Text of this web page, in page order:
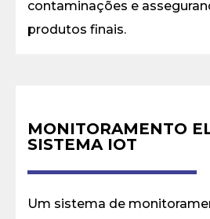
contaminações e
produtos finais.
MONITORAMENTO
SISTEMA IOT
Um sistema de